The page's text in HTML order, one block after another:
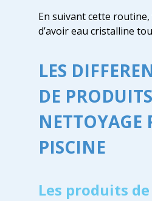
En suivant cette
d’avoir eau cristalline
LES
DE
NETTOYAGE
PISCINE
Les produits